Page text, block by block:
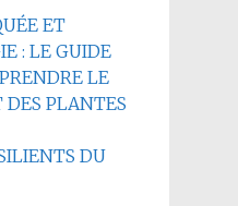
ET
: LE GUIDE
LE
PLANTES
DU